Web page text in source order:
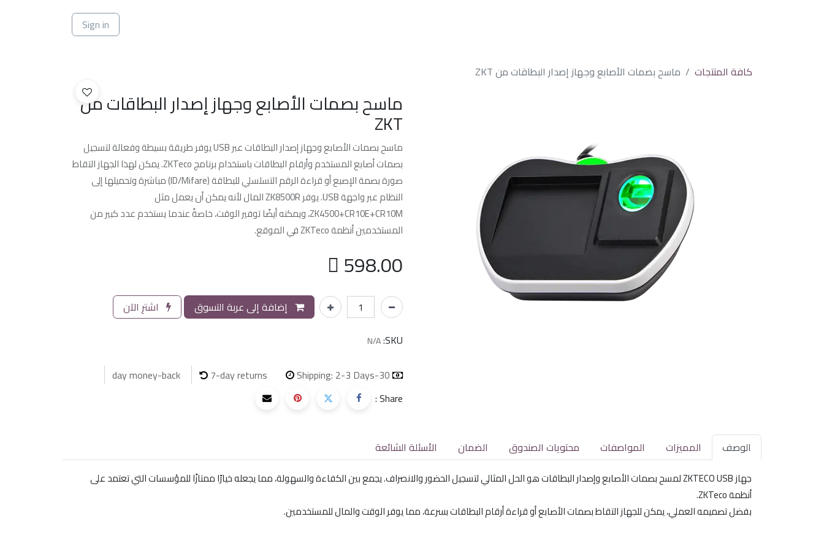
Sign in
كافة المنتجات ماسح بصمات الأصابع وجهاز إصدار البطاقات من ZKT
ماسح بصمات الأصابع وجهاز إصدار البطاقات من
ZKT
ماسح بصمات الأصابع وجهاز إصدار البطاقات عبر USB يوفر طريقة بسيطة وفعالة لتسجيل
بصمات أصابع المستخدم وأرقام البطاقات باستخدام برنامج ZKTeco. يمكن لهذا الجهاز التقاط
صورة بصمة الإصبع أو قراءة الرقم التسلسلي للبطاقة (ID/Mifare) مباشرة وتحميلها إلى
النظام عبر واجهة USB. يوفر ZK8500R المال لأنه يمكن أن يعمل مثل
ZK4500+CR10E+CR10M، ويمكنه أيضًا توفير الوقت، خاصةً عندما يستخدم عدد كبير من
المستخدمين أنظمة ZKTeco في الموقع.
598.00
إضافة إلى عربة التسوق
اشترِ الآن
SKU:
N/A
30-day money-back
7-day returns
Shipping: 2-3 Days
Share :
الوصف المميزات المواصفات محتويات الصندوق الضمان الأسئلة الشائعة
جهاز ZKTECO USB لمسح بصمات الأصابع وإصدار البطاقات هو الحل المثالي لتسجيل الحضور والانصراف. يجمع بين الكفاءة والسهولة، مما يجعله خيارًا ممتازًا للمؤسسات التي تعتمد على
أنظمة ZKTeco.
بفضل تصميمه العملي، يمكن للجهاز التقاط بصمات الأصابع أو قراءة أرقام البطاقات بسرعة، مما يوفر الوقت والمال للمستخدمين.